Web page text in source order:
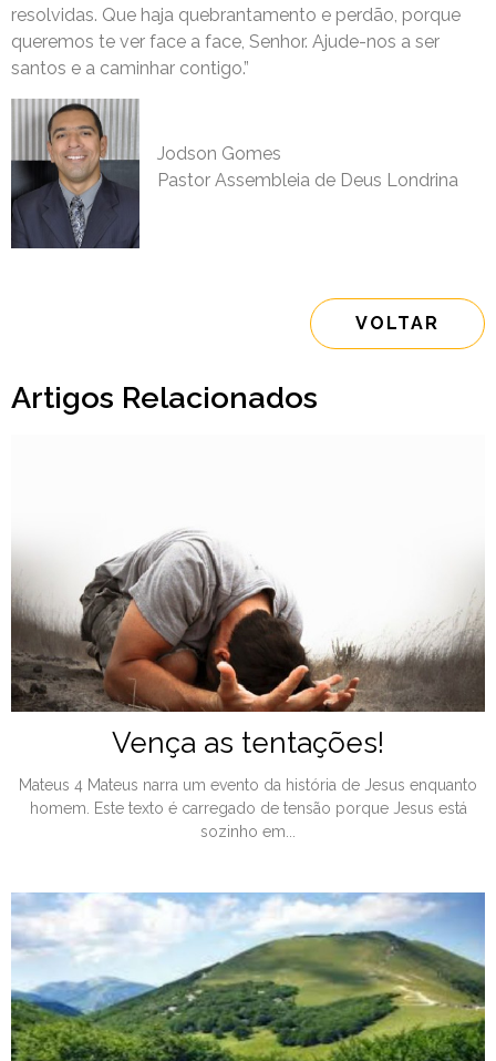
resolvidas. Que haja quebrantamento e perdão, porque
queremos te ver face a face, Senhor. Ajude-nos a ser
santos e a caminhar contigo.”
Jodson Gomes
Pastor Assembleia de Deus Londrina
VOLTAR
Artigos Relacionados
Vença as tentações!
Mateus 4 Mateus narra um evento da história de Jesus enquanto
homem. Este texto é carregado de tensão porque Jesus está
sozinho em...